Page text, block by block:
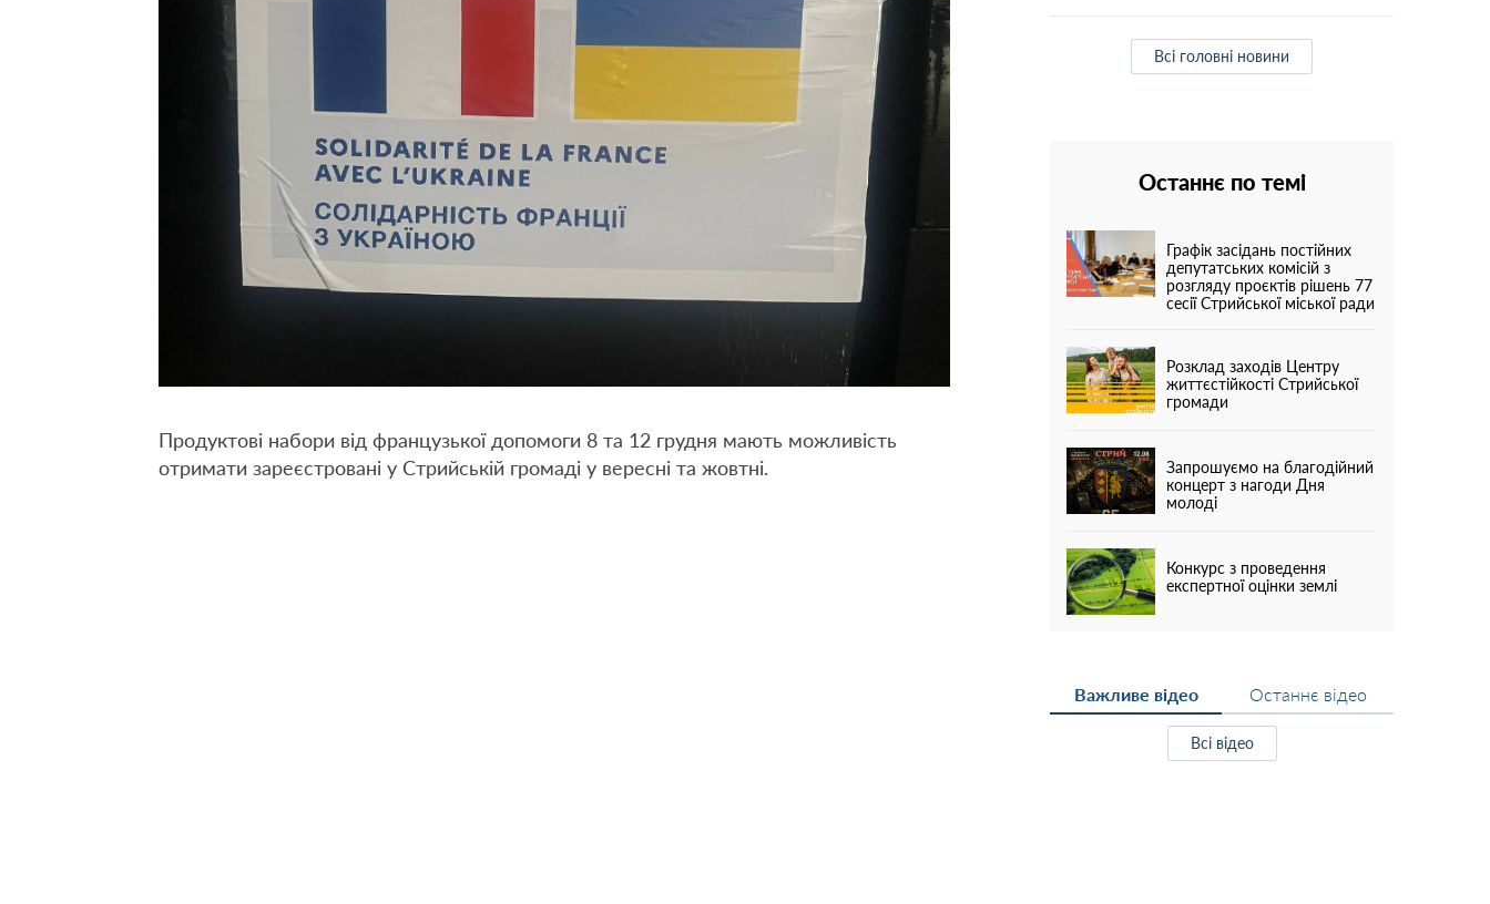
Продуктові набори від французької допомоги 8 та 12 грудня мають можливість
отримати зареєстровані у Стрийській громаді у вересні та жовтні.
Всі головні новини
Останнє по темі
Графік засідань постійних
депутатських комісій з
розгляду проєктів рішень 77
сесії Стрийської міської ради
Розклад заходів Центру
життєстійкості Стрийської
громади
Запрошуємо на благодійний
концерт з нагоди Дня
молоді
Конкурс з проведення
експертної оцінки землі
Важливе відео Останнє відео
Всі відео